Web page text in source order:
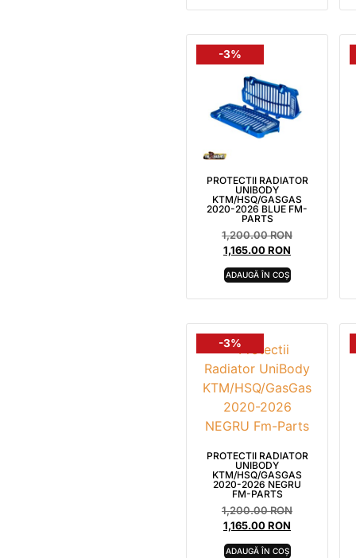
-3%
PROTECTII RADIATOR
UNIBODY
KTM/HSQ/GASGAS
2020-2026 BLUE FM-
PARTS
1,200.00RON
1,165.00RON
ADAUGĂ ÎN COȘ
-3%
PROTECTII RADIATOR
UNIBODY
KTM/HSQ/GASGAS
2020-2026 NEGRU
FM-PARTS
1,200.00RON
1,165.00RON
ADAUGĂ ÎN COȘ